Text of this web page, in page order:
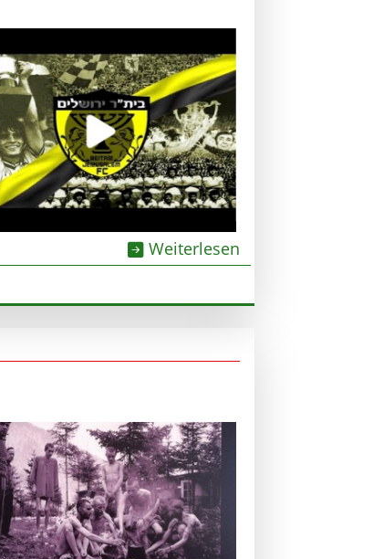
Weiterlesen